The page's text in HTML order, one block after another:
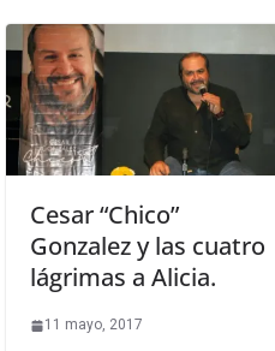
Cesar “Chico”
Gonzalez y las cuatro
lágrimas a Alicia.
11 mayo, 2017